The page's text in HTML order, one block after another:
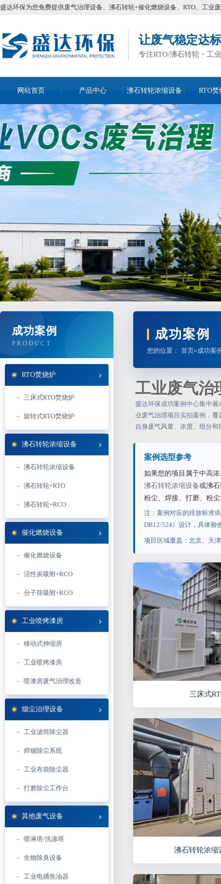
盛达环保为您免费提供废气治理设备、沸石转轮+催化燃烧设备、RTO、工业
让废气稳定达
专注RTO/沸石转轮・工
网站首页 产品中心 沸石转轮浓缩设备 RTO焚
成功案例
PRODUCT
RTO焚烧炉
三床式RTO焚烧炉
旋转式RTO焚烧炉
沸石转轮浓缩设备
沸石转轮浓缩设备
沸石转轮+RTO
沸石转轮+RCO
催化燃烧设备
催化燃烧设备
活性炭吸附+RCO
分子筛吸附+RCO
工业喷烤漆房
移动式伸缩房
工业喷烤漆房
喷漆房废气治理改造
烟尘治理设备
工业滤筒除尘器
焊烟除尘系统
工业布袋除尘器
打磨除尘工作台
其他废气设备
喷淋塔/洗涤塔
生物除臭设备
工业电捕焦油器
成功案例
您的位置： 首页»成功案
工业废气治
盛达环保成功案例中心集中
业废气治理项目实拍案例，
自身废气风量、浓度、组分
案例选型参考
如果您的项目属于中高
沸石转轮浓缩设备或沸
粉尘、焊接、打磨、粉
注：案例对应的排放标准
DB12/524）设计，具体验
项目区域覆盖：北京、天
三床式
沸石转轮浓缩